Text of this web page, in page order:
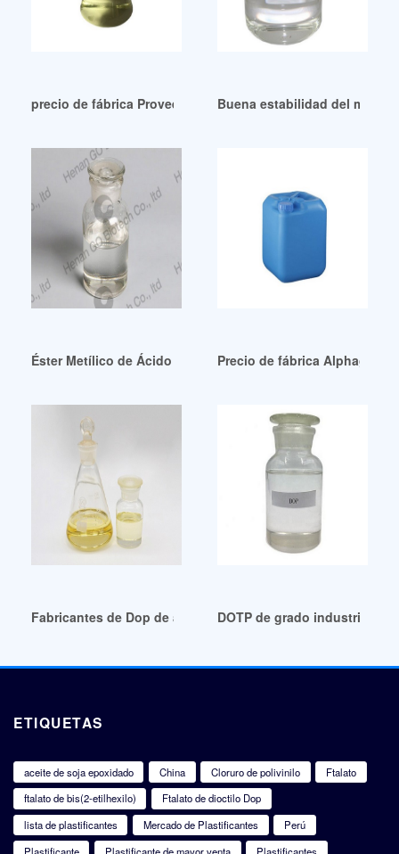
precio de fábrica Proveedores de DOTP Países Bajos
Buena estabilidad del
Éster Metílico de Ácido Graso Epoxi (EFAME) Guatemala
Precio de fábrica Alphagary-
Fabricantes de Dop de alta pureza en PerúDOTP de grado industrial
ETIQUETAS
aceite de soja epoxidado China Cloruro de polivinilo
Ftalato
ftalato de bis(2-etilhexilo)
Ftalato de dioctilo Dop
lista de plastificantes
Mercado de Plastificantes
Perú
Plastificante
Plastificante de mayor venta
Plastificantes